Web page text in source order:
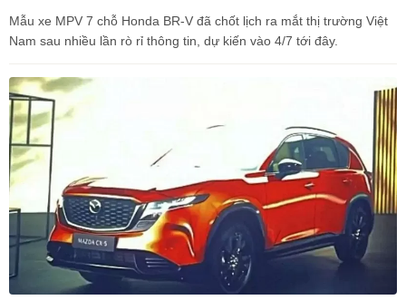
Mẫu xe MPV 7 chỗ Honda BR-V đã chốt lịch ra mắt thị trường Việt
Nam sau nhiều lần rò rỉ thông tin, dự kiến vào 4/7 tới đây.